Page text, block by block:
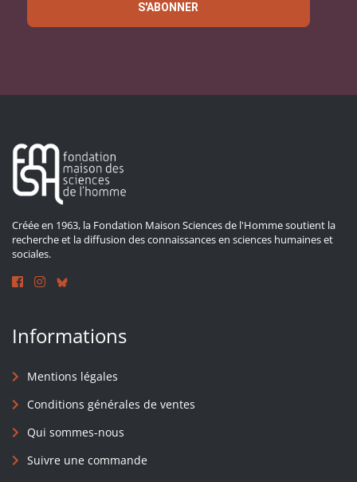
S'ABONNER
Créée en 1963, la Fondation Maison Sciences de l'Homme soutient la
recherche et la diffusion des connaissances en sciences humaines et
sociales.
Informations
Mentions légales
Conditions générales de ventes
Qui sommes-nous
Suivre une commande